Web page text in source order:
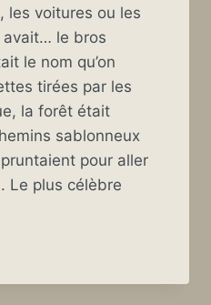
les voitures ou les
avait… le bros
le nom qu’on
tirées par les
la forêt était
sablonneux
pour aller
Le plus célèbre